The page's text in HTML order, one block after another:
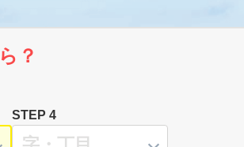
？
STEP 4